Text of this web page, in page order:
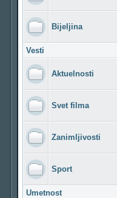
Bijeljina
Vesti
Aktuelnosti
Svet filma
Zanimljivosti
Sport
Umetnost